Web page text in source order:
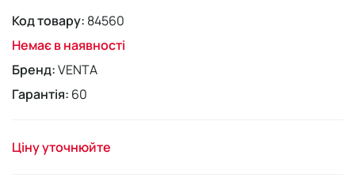
Код товару: 84560
Немає в наявності
Бренд:VENTA
Гарантія: 60
Ціну уточнюйте